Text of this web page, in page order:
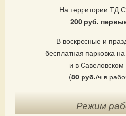
На территории ТД
200 руб.
В воскресные и
бесплатная парковка
и в Савеловском
(80 руб./ч в
Режим